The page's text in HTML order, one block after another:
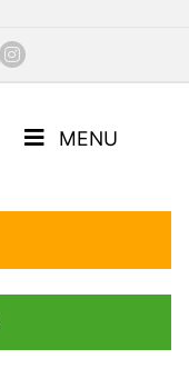
MENU